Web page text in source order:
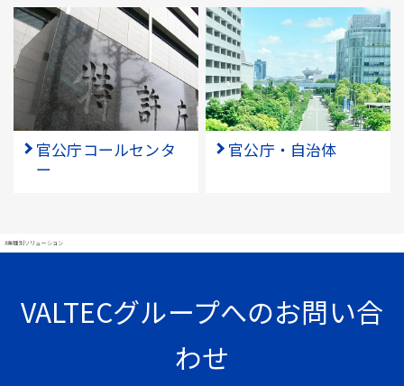
官公庁コールセンタ
ー
官公庁・自治体
#業種別ソリューション
VALTECグループへのお問い合
わせ